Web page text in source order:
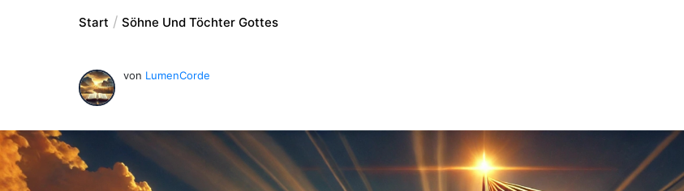
Start Söhne Und Töchter Gottes
von LumenCorde